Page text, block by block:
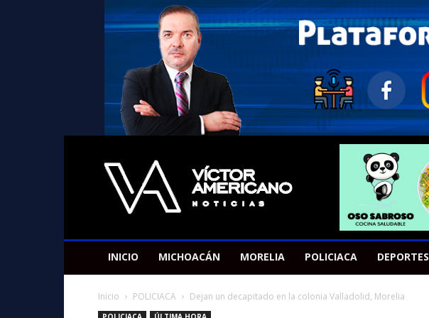
Americano
Victor
INICIO MICHOACÁN MORELIA POLICIACA DEPORTES
Inicio POLICIACA Dejan un decapitado en la colonia Valladolid, Morelia